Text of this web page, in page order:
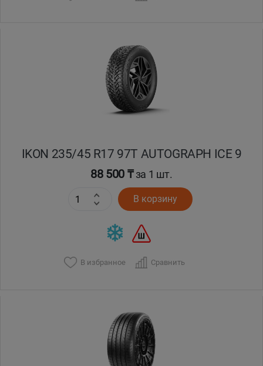
IKON 235/45 R17 97T AUTOGRAPH ICE 9
88 500 ₸за 1 шт.
В корзину
В избранное Сравнить